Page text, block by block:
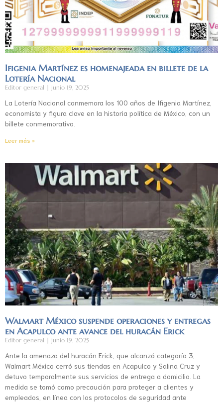
Ifigenia Martínez es homenajeada en billete de la
Lotería Nacional
Editor general junio 19, 2025
La Lotería Nacional conmemora los 100 años de Ifigenia Martínez,
economista y figura clave en la historia política de México, con un
billete conmemorativo.
Leer más »
Walmart México suspende operaciones y entregas
en Acapulco ante avance del huracán Erick
Editor general junio 19, 2025
Ante la amenaza del huracán Erick, que alcanzó categoría 3,
Walmart México cerró sus tiendas en Acapulco y Salina Cruz y
detuvo temporalmente sus servicios de entrega a domicilio. La
medida se tomó como precaución para proteger a clientes y
empleados, en línea con los protocolos de seguridad ante